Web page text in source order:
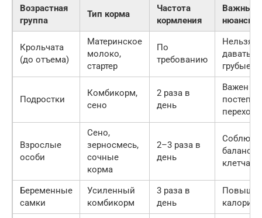
Возрастная
группа
Тип корма
Частота
кормления
Важные
нюансы
Крольчата
(до отъема)
Материнское
молоко,
стартер
По
требованию
Нельзя
давать
грубые
Подростки
Комбикорм,
сено
2 раза в
день
Важен
переход
Взрослые
особи
Сено,
зерносмесь,
сочные
корма
2–3 раза в
день
баланс
Беременные
самки
Усиленный
комбикорм
3 раза в
день